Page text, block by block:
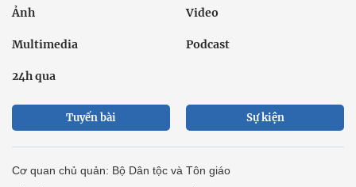
Ảnh Video
Multimedia Podcast
24h qua
Tuyến bài Sự kiện
Cơ quan chủ quản: Bộ Dân tộc và Tôn giáo